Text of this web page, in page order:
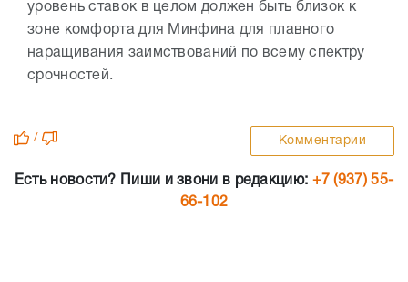
уровень ставок в целом должен быть близок к
зоне комфорта для Минфина для плавного
наращивания заимствований по всему спектру
срочностей.
/ Комментарии
Есть новости? Пиши и звони в редакцию: +7 (937) 55-
66-102